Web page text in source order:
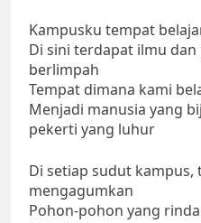
Kampusku tempat
Di sini terdapat ilmu
berlimpah
Tempat dimana kami
Menjadi manusia yang
pekerti yang luhur
Di setiap sudut
mengagumkan
Pohon-pohon yang